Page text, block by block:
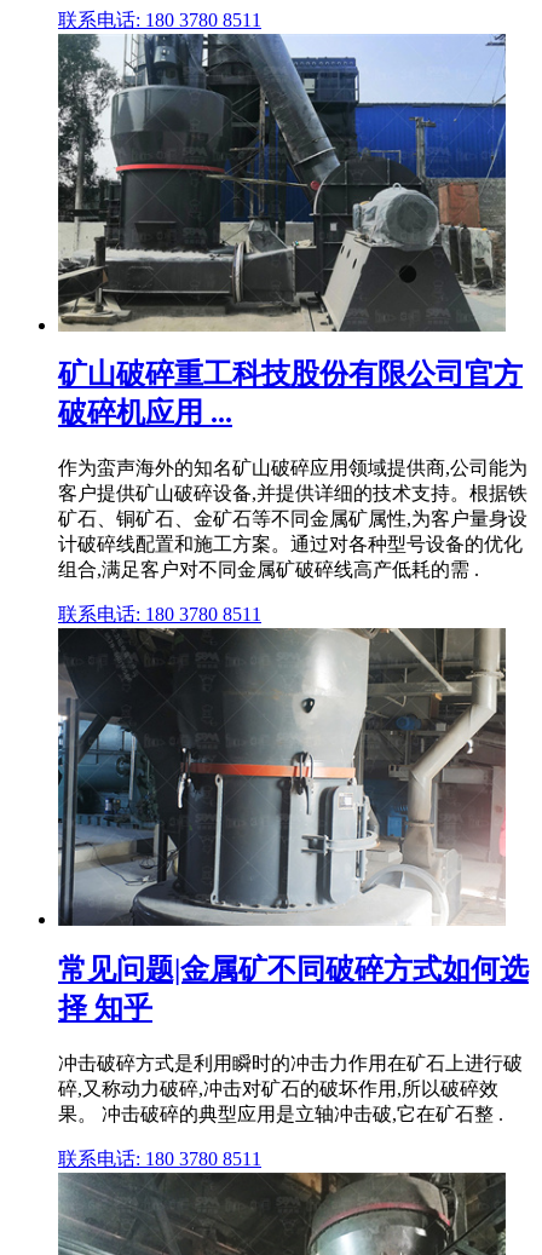
联系电话: 180 3780 8511
矿山破碎重工科技股份有限公司官方
破碎机应用 ...
作为蛮声海外的知名矿山破碎应用领域提供商,公司能为
客户提供矿山破碎设备,并提供详细的技术支持。根据铁
矿石、铜矿石、金矿石等不同金属矿属性,为客户量身设
计破碎线配置和施工方案。通过对各种型号设备的优化
组合,满足客户对不同金属矿破碎线高产低耗的需 .
联系电话: 180 3780 8511
常见问题|金属矿不同破碎方式如何选
择 知乎
冲击破碎方式是利用瞬时的冲击力作用在矿石上进行破
碎,又称动力破碎,冲击对矿石的破坏作用,所以破碎效
果。 冲击破碎的典型应用是立轴冲击破,它在矿石整 .
联系电话: 180 3780 8511